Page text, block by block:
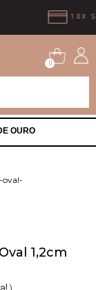
0
OURO
1,2cm